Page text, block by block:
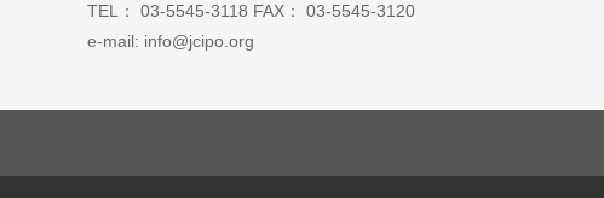
TEL： 03-5545-3118 FAX： 03-5545-3120
e-mail: info@jcipo.org